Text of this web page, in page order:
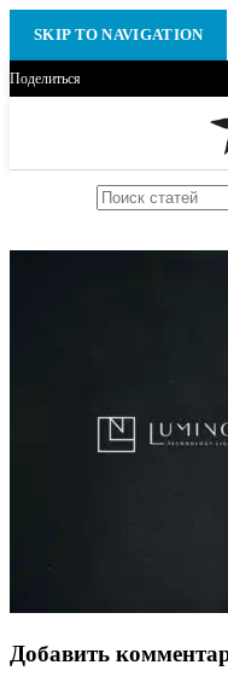
SKIP TO NAVIGATION
Поделиться
Добавить